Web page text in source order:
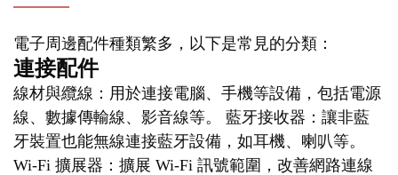
電子周邊配件種類繁多，以下是常見的分類：
連接配件
線材與纜線：用於連接電腦、手機等設備，包括電源
線、數據傳輸線、影音線等。 藍牙接收器：讓非藍
牙裝置也能無線連接藍牙設備，如耳機、喇叭等。
Wi-Fi 擴展器：擴展 Wi-Fi 訊號範圍，改善網路連線